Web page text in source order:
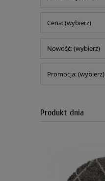
Cena: (wybierz)
Nowość: (wybierz)
Promocja: (wybierz)
Produkt dnia